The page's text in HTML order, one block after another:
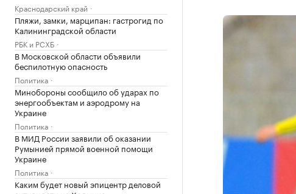
Краснодарский край
Пляжи, замки, марципан: гастрогид по
Калининградской области
РБК и РСХБ
В Московской области объявили
беспилотную опасность
Политика
Минобороны сообщило об ударах по
энергообъектам и аэродрому на
Украине
Политика
В МИД России заявили об оказании
Румынией прямой военной помощи
Украине
Политика
Каким будет новый эпицентр деловой